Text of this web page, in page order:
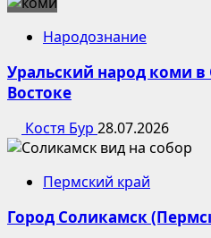
Народознание
Уральский народ коми
Востоке
Костя Бур 28.07.2026
Пермский край
Город Соликамск